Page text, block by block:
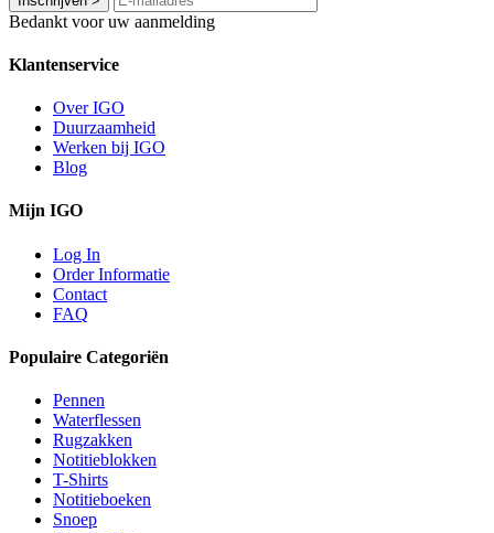
Bedankt voor uw aanmelding
Klantenservice
Over IGO
Duurzaamheid
Werken bij IGO
Blog
Mijn IGO
Log In
Order Informatie
Contact
FAQ
Populaire Categoriën
Pennen
Waterflessen
Rugzakken
Notitieblokken
T-Shirts
Notitieboeken
Snoep